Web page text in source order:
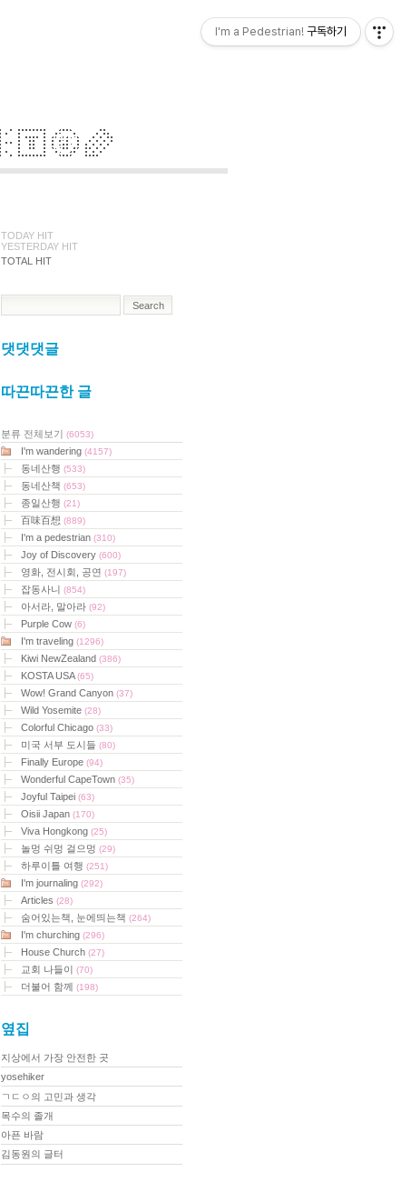
TODAY HIT
YESTERDAY HIT
TOTAL HIT
댓댓댓글
따끈따끈한 글
분류 전체보기 (6053)
I'm wandering (4157)
동네산행 (533)
동네산책 (653)
종일산행 (21)
百味百想 (889)
I'm a pedestrian (310)
Joy of Discovery (600)
영화, 전시회, 공연 (197)
잡동사니 (854)
아서라, 말아라 (92)
Purple Cow (6)
I'm traveling (1296)
Kiwi NewZealand (386)
KOSTA USA(65)
Wow! Grand Canyon (37)
Wild Yosemite (28)
Colorful Chicago (33)
미국 서부 도시들 (80)
Finally Europe (94)
Wonderful CapeTown (35)
Joyful Taipei (63)
Oisii Japan (170)
Viva Hongkong (25)
놀멍 쉬멍 걸으멍 (29)
하루이틀 여행 (251)
I'm journaling (292)
Articles (28)
숨어있는책, 눈에띄는책 (264)
I'm churching (296)
House Church (27)
교회 나들이 (70)
더불어 함께 (198)
옆집
지상에서 가장 안전한 곳
yosehiker
ㄱㄷㅇ의 고민과 생각
목수의 졸개
아픈 바람
김동원의 글터
I'm a Pedestrian! 구독하기